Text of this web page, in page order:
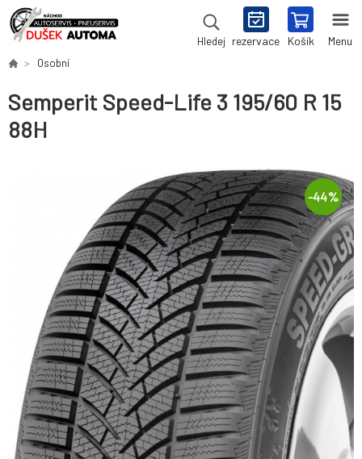
Hledej rezervace Košík Menu
Osobní
Semperit Speed-Life 3 195/60 R 15
88H
-44%